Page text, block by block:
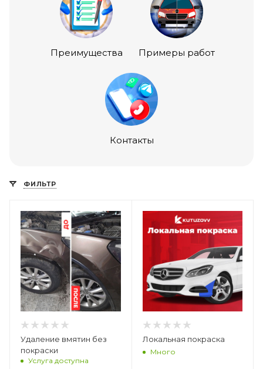
Преимущества Примеры работ
Контакты
ФИЛЬТР
Удаление вмятин без
покраски
Услуга доступна
Локальная покраска
Много